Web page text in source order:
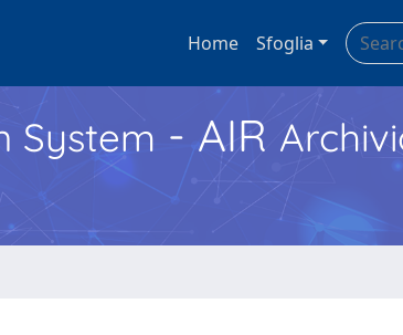
Home Sfoglia
System - AIR